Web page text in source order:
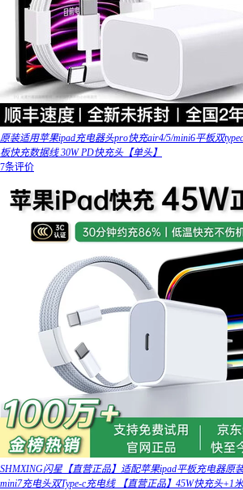
原装适用苹果ipad充电器头pro快充air4/5/mini6平板双
板快充数据线 30W PD快充头【单头】
7条评价
SHMXING闪星【直营正品】适配苹果ipad平板充电器原
mini7充电头双Type-c充电线 【直营正品】45W快充头+1